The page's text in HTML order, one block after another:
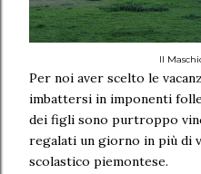
Il
Per noi aver scelto le
imbattersi in imponenti
dei figli sono purtroppo
regalati un giorno in più di
scolastico piemontese.